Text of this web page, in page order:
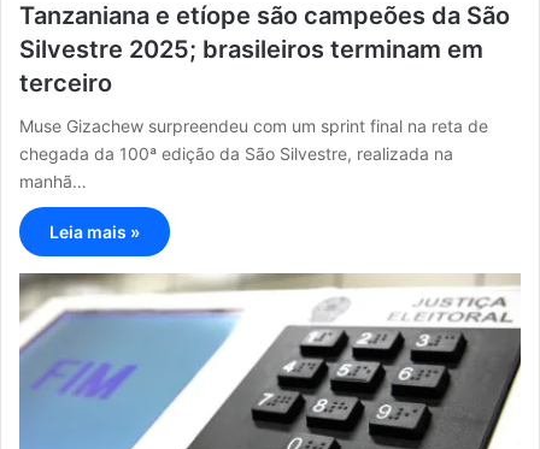
Tanzaniana e etíope são campeões da São
Silvestre 2025; brasileiros terminam em
terceiro
Muse Gizachew surpreendeu com um sprint final na reta de
chegada da 100ª edição da São Silvestre, realizada na
manhã…
Leia mais »